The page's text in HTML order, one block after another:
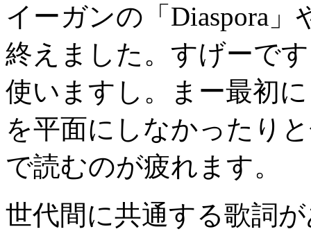
イーガンの「Diaspora
終えました。すげーで
使いますし。まー最初
を平面にしなかったり
で読むのが疲れます。
世代間に共通する歌詞